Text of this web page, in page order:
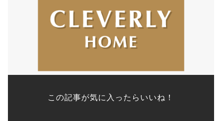
この記事が気に入ったらいいね！